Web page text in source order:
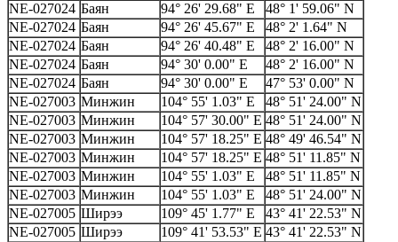
NE-027024 Баян 94° 26' 29.68" E
48° 1' 59.06" N
NE-027024 Баян 94° 26' 45.67" E
48° 2' 1.64" N
NE-027024 Баян 94° 26' 40.48" E
48° 2' 16.00" N
NE-027024 Баян 94° 30' 0.00" E
48° 2' 16.00" N
NE-027024 Баян 94° 30' 0.00" E
47° 53' 0.00" N
NE-027003 Минжин 104° 55' 1.03" E
48° 51' 24.00" N
NE-027003 Минжин 104° 57' 30.00" E 48° 51' 24.00" N
NE-027003 Минжин 104° 57' 18.25" E 48° 49' 46.54" N
NE-027003 Минжин 104° 57' 18.25" E 48° 51' 11.85" N
NE-027003 Минжин 104° 55' 1.03" E
48° 51' 11.85" N
NE-027003 Минжин 104° 55' 1.03" E
48° 51' 24.00" N
NE-027005 Ширээ 109° 45' 1.77" E
43° 41' 22.53" N
NE-027005 Ширээ 109° 41' 53.53" E 43° 41' 22.53" N